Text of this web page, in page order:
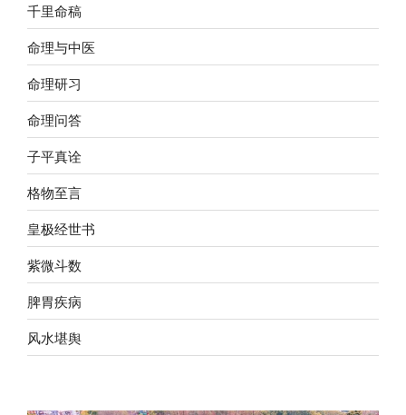
千里命稿
命理与中医
命理研习
命理问答
子平真诠
格物至言
皇极经世书
紫微斗数
脾胃疾病
风水堪舆